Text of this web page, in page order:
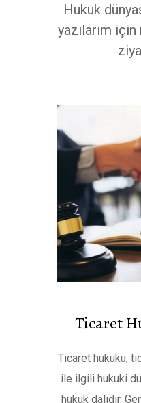
Hukuk
yazılarım
Ticaret
Ticaret hukuku,
ile ilgili hukuki
hukuk dalıdır.